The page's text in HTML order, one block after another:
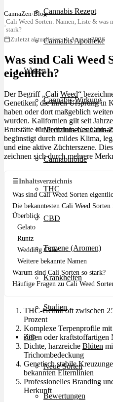
Cannabis Rezept
Cannabis Apotheke
Wissen
Cannabis Wirkung
Medizinisches
Cannabinoide
THC
CBD
Terpene (Aromen)
Krankheiten
Studien
Zen
Neue Sorten
Bewertungen
CannaZen›Blog
›
Cali Weed Sorten: Namen, Liste & was
stark?
Zuletzt aktualisiert: 4. August 2026
Was sind Cali Weed
eigentlich?
Der Begriff „Cali Weed“
Genetiken, die ihren Ursprung in
haben oder dort maßgeblich
wurden. Kalifornien gilt seit
Brutstätte für Premium-Cannabis-
begünstigt durch mildes Klima,
und eine aktive Züchterszene.
zeichnen sich durch mehrere
☰Inhaltsverzeichnis
Was sind Cali Weed Sorten
Die bekanntesten Cali Weed Sorten
Überblick
Gelato
Runtz
Wedding Cake
Weitere bekannte Namen
Warum sind Cali Sorten so stark?
Häufige Fragen zu Cali Weed
THC-Gehalt oft zwischen
Prozent
Komplexe Terpenprofile
süßen oder kraftstoffartigen
Dichte, harzreiche Blüten
Trichombedeckung
Genetisch stabile
bekannten Elternlinien
Professionelles Branding
Herkunft